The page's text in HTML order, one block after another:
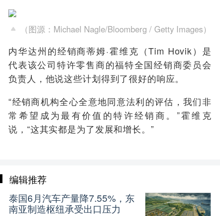
（图源：Michael Nagle/Bloomberg / Getty Images）
内华达州的经销商蒂姆·霍维克（Tim Hovik）是
代表该公司特许零售商的福特全国经销商委员会
负责人，他说这些计划得到了很好的响应。
“经销商机构全心全意地同意法利的评估，我们非
常希望成为最有价值的特许经销商。”霍维克
说，“这其实都是为了发展和增长。”
编辑推荐
泰国6月汽车产量降7.55%，东
南亚制造枢纽承受出口压力